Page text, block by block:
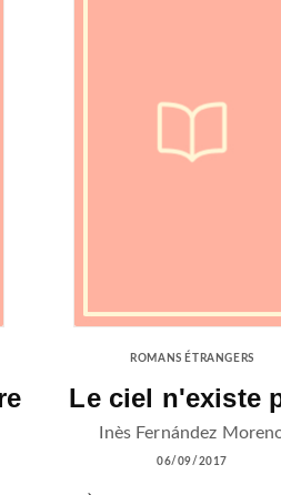
ROMANS ÉTRANGERS
Le ciel n'existe
Inès Fernández
06/09/2017